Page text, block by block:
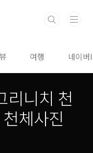
여행 네이
리니치 천
체사진